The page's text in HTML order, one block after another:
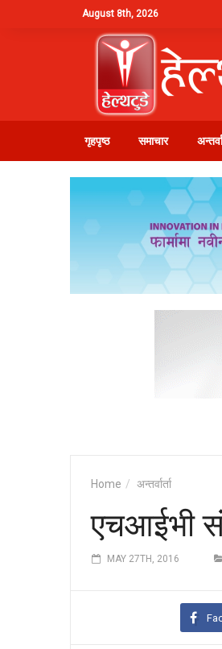
August 8th, 2026
गृहपृष्ठ समाचार
Home अन्तर्वार्ता
एचआईभी
MAY 27TH, 2016